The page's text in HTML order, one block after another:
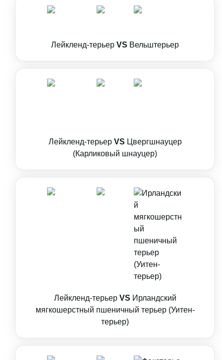
Лейкленд-терьер VS Вельштерьер
Лейкленд-терьер VS Цвергшнауцер
(Карликовый шнауцер)
Лейкленд-терьер VS Ирландский
мягкошерстный пшеничный терьер (Уитен-
терьер)